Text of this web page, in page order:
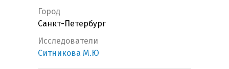
Город
Санкт-Петербург
Исследователи
Ситникова М.Ю